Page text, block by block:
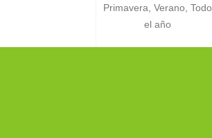
Primavera, Verano, Todo
el año